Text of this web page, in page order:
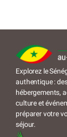
Explorez le
authentique :
hébergements,
culture et
préparer votre
séjour.